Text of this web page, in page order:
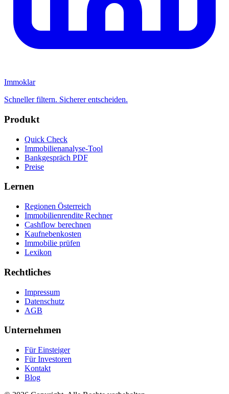
Immoklar
Schneller filtern. Sicherer entscheiden.
Produkt
Quick Check
Immobilienanalyse-Tool
Bankgespräch PDF
Preise
Lernen
Regionen Österreich
Immobilienrendite Rechner
Cashflow berechnen
Kaufnebenkosten
Immobilie prüfen
Lexikon
Rechtliches
Impressum
Datenschutz
AGB
Unternehmen
Für Einsteiger
Für Investoren
Kontakt
Blog